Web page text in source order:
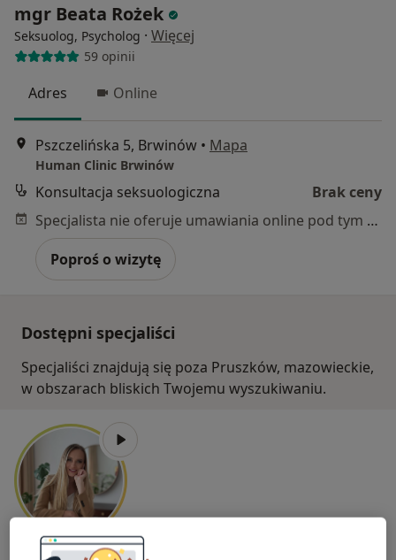
mgr Beata Rożek
Seksuolog, Psycholog · Więcej
59 opinii
Adres Online
Pszczelińska 5, Brwinów • Mapa
Human Clinic Brwinów
Konsultacja seksuologiczna
Brak ceny
Specjalista nie oferuje umawiania online pod tym adresem.
Poproś o wizytę
Dostępni specjaliści
Specjaliści znajdują się poza Pruszków, mazowieckie,
w obszarach bliskich Twojemu wyszukiwaniu.